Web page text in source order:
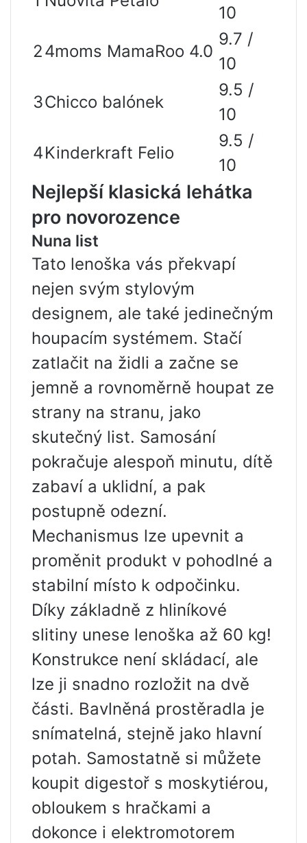
10
24moms MamaRoo 4.0
9.7 /
10
3Chicco balónek
9.5 /
10
4Kinderkraft Felio
9.5 /
10
Nejlepší klasická lehátka
pro novorozence
Nuna list
Tato lenoška vás překvapí
nejen svým stylovým
designem, ale také jedinečným
houpacím systémem. Stačí
zatlačit na židli a začne se
jemně a rovnoměrně houpat ze
strany na stranu, jako
skutečný list. Samosání
pokračuje alespoň minutu, dítě
zabaví a uklidní, a pak
postupně odezní.
Mechanismus lze upevnit a
proměnit produkt v pohodlné a
stabilní místo k odpočinku.
Díky základně z hliníkové
slitiny unese lenoška až 60 kg!
Konstrukce není skládací, ale
lze ji snadno rozložit na dvě
části. Bavlněná prostěradla je
snímatelná, stejně jako hlavní
potah. Samostatně si můžete
koupit digestoř s moskytiérou,
obloukem s hračkami a
dokonce i elektromotorem